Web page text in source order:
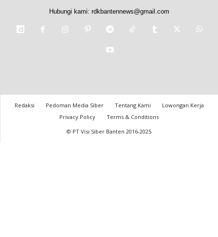
Hubungi kami: rdkbantennews@gmail.com
Redaksi Pedoman Media Siber Tentang Kami
Lowongan Kerja
Privacy Policy
Terms & Conditions
© PT Visi Siber Banten 2016-2025